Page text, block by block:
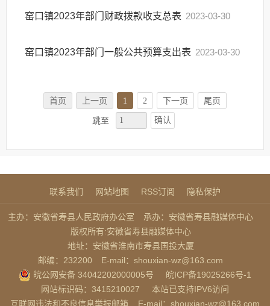
窑口镇2023年部门财政拨款收支总表 2023-03-30
窑口镇2023年部门一般公共预算支出表 2023-03-30
首页 上一页 1 2 下一页 尾页
跳至 确认
联系我们 网站地图 RSS订阅 隐私保护
主办：安徽省寿县人民政府办公室
承办：安徽省寿县融媒体中心
版权所有:安徽省寿县融媒体中心
地址：安徽省淮南市寿县国投大厦
邮编：232200
E-mail：shouxian-wz@163.com
皖公网安备 34042202000005号
皖ICP备19025266号-1
网站标识码：3415210027
本站已支持IPV6访问
互联网违法和不良信息举报邮箱
E-mail：shouxian-wz@163.com